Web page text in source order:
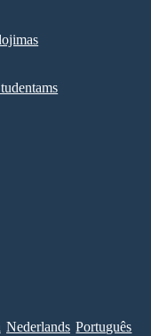
Nederlands Português